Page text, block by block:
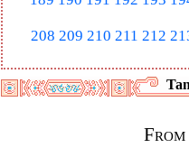
208 209 210 211 212